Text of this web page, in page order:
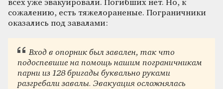
всех уже эвакуировали. Погибших нет. Но, к
сожалению, есть тяжелораненые. Пограничники
оказались под завалами:
Вход в опорник был завален, так что
подоспевшие на помощь нашим пограничникам
парни из 128 бригады буквально руками
разгребали завалы. Эвакуация осложнялась